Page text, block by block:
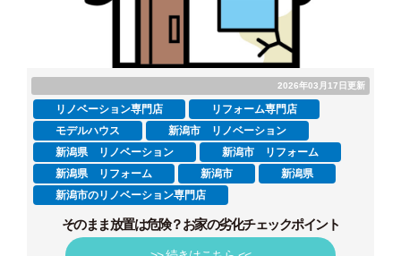
2026年03月17日更新
リノベーション専門店
リフォーム専門店
モデルハウス
新潟市 リノベーション
新潟県 リノベーション
新潟市 リフォーム
新潟県 リフォーム
新潟市
新潟県
新潟市のリノベーション専門店
そのまま放置は危険？お家の劣化チェックポイント